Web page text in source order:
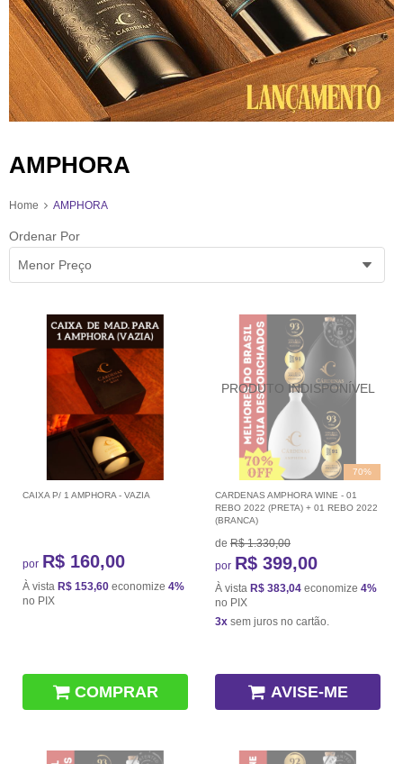
AMPHORA
Home AMPHORA
Ordenar Por
Menor Preço
CAIXA P/ 1 AMPHORA - VAZIA
por R$ 160,00
À vista R$ 153,60 economize 4%
no PIX
COMPRAR
70%
CARDENAS AMPHORA WINE - 01
REBO 2022 (PRETA) + 01 REBO 2022
(BRANCA)
de R$ 1.330,00
por R$ 399,00
À vista R$ 383,04 economize 4%
no PIX
3x sem juros no cartão.
AVISE-ME